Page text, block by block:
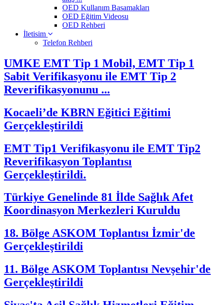
OED Kullanım Basamakları
OED Eğitim Videosu
OED Rehberi
İletisim
Telefon Rehberi
UMKE EMT Tip 1 Mobil, EMT Tip 1
Sabit Verifikasyonu ile EMT Tip 2
Reverifikasyonunu ...
Kocaeli’de KBRN Eğitici Eğitimi
Gerçekleştirildi
EMT Tip1 Verifikasyonu ile EMT Tip2
Reverifikasyon Toplantısı
Gerçekleştirildi.
Türkiye Genelinde 81 İlde Sağlık Afet
Koordinasyon Merkezleri Kuruldu
18. Bölge ASKOM Toplantısı İzmir'de
Gerçekleştirildi
11. Bölge ASKOM Toplantısı Nevşehir'de
Gerçekleştirildi